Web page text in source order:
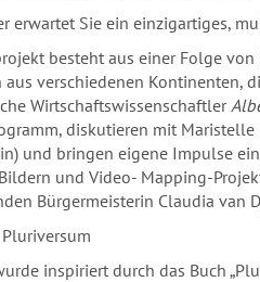
erwartet Sie ein einzigartiges,
besteht aus einer Folge
verschiedenen Kontinenten,
Wirtschaftswissenschaftler
diskutieren mit
und bringen eigene Impulse
und Video- Mapping-
Bürgermeisterin Claudia van
inspiriert durch das Buch